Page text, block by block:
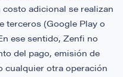
adicional se realizan
terceros (Google Play o
ese sentido, Zenfi no
del pago, emisión de
cualquier otra operación